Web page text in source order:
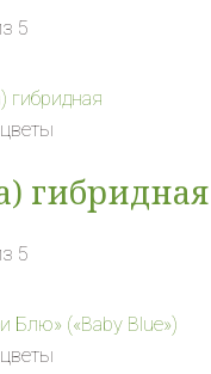
5
гибридная
5